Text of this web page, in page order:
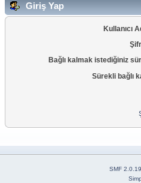
Giriş Yap
Kullanıcı
Bağlı kalmak istediğiniz
Sürekli bağlı
SMF 2.0.19